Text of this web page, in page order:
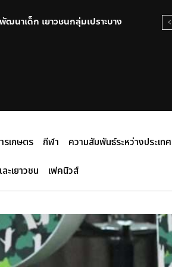
าเด็ก เยาวชนกลุ่มเปราะบาง
งหาคม 2569
รเกษตร กีฬา
ความสัมพันธ์ระหว่างประเทศ
ะเยาวชน เฟคนิวส์